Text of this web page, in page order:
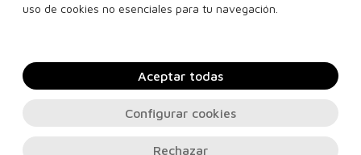
Añadir a la cesta Añadir a la cesta
uso de cookies no esenciales para tu navegación.
Rechazar
Configurar cookies
Aceptar todas